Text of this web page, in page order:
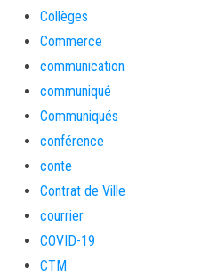
Collèges
Commerce
communication
communiqué
Communiqués
conférence
conte
Contrat de Ville
courrier
COVID-19
CTM